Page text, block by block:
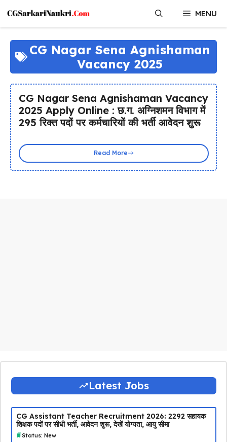
content
MENU
CG Nagar Sena Agnishaman
Vacancy 2025
CG Nagar Sena Agnishaman Vacancy
2025 Apply Online : छ.ग. अग्निशमन विभाग में
295 रिक्त पदों पर कर्मचारियों की भर्ती आवेदन शुरू
Read More
Latest Jobs
CG Assistant Teacher Recruitment 2026: 2292 सहायक
शिक्षक पदों पर सीधी भर्ती, आवेदन शुरू, देखें योग्यता, आयु सीमा
Status: New